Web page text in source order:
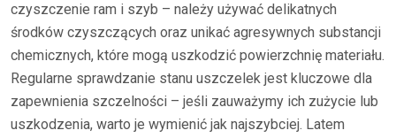
czyszczenie ram i szyb – należy używać delikatnych
środków czyszczących oraz unikać agresywnych substancji
chemicznych, które mogą uszkodzić powierzchnię materiału.
Regularne sprawdzanie stanu uszczelek jest kluczowe dla
zapewnienia szczelności – jeśli zauważymy ich zużycie lub
uszkodzenia, warto je wymienić jak najszybciej. Latem